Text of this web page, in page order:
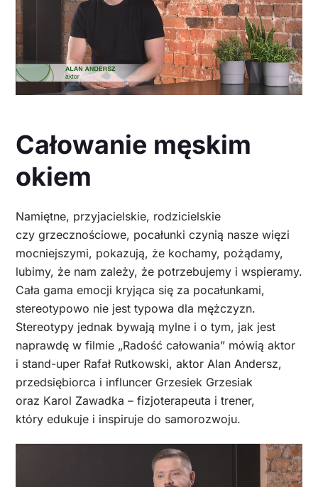
Całowanie męskim
okiem
Namiętne, przyjacielskie, rodzicielskie
czy grzecznościowe, pocałunki czynią nasze więzi
mocniejszymi, pokazują, że kochamy, pożądamy,
lubimy, że nam zależy, że potrzebujemy i wspieramy.
Cała gama emocji kryjąca się za pocałunkami,
stereotypowo nie jest typowa dla mężczyzn.
Stereotypy jednak bywają mylne i o tym, jak jest
naprawdę w filmie „Radość całowania” mówią aktor
i stand-uper Rafał Rutkowski, aktor Alan Andersz,
przedsiębiorca i influncer Grzesiek Grzesiak
oraz Karol Zawadka – fizjoterapeuta i trener,
który edukuje i inspiruje do samorozwoju.